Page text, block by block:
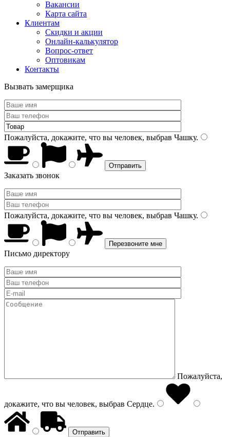
Вакансии
Карта сайта
Клиентам
Скидки и акции
Онлайн-калькулятор
Вопрос-ответ
Оптовикам
Контакты
Вызвать замерщика
Пожалуйста, докажите, что вы человек, выбрав Чашку.
Заказать звонок
Пожалуйста, докажите, что вы человек, выбрав Чашку.
Письмо директору
Пожалуйста,
докажите, что вы человек, выбрав Сердце.